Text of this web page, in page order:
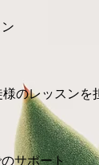
のレッスンを
サポート